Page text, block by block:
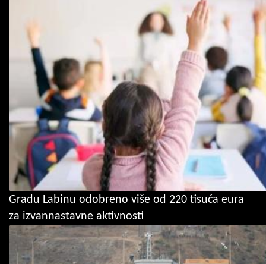
Gradu Labinu odobreno više od 220 tisuća eura
za izvannastavne aktivnosti